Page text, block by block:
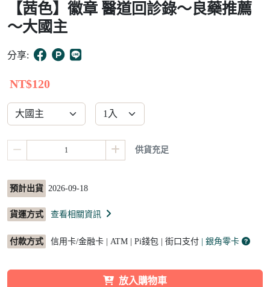
【茜色】徽章 醫道回診錄～良藥推薦
～大國主
分享:
NT$120
供貨充足
預計出貨 2026-09-18
貨運方式 查看相關資訊
付款方式 信用卡/金融卡 | ATM | Pi錢包 | 街口支付 | 銀角零卡
放入購物車